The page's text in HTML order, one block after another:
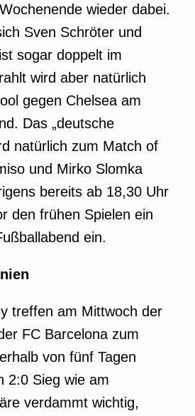
wieder dabei.
Sven Schröter und
sogar doppelt im
wird aber natürlich
gegen Chelsea am
Das „deutsche
natürlich zum Match of
und Mirko Slomka
bereits ab 18,30 Uhr
den frühen Spielen ein
ein.
treffen am Mittwoch der
FC Barcelona zum
von fünf Tagen
2:0 Sieg wie am
verdammt wichtig,